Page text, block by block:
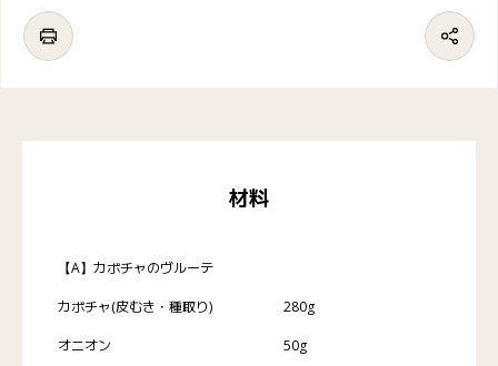
材料
【A】カボチャのヴルーテ
カボチャ(皮むき・種取り) 280g
オニオン 50g